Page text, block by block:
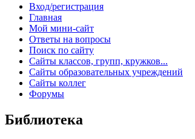
Вход/регистрация
Главная
Мой мини-сайт
Ответы на вопросы
Поиск по сайту
Сайты классов, групп, кружков...
Сайты образовательных учреждений
Сайты коллег
Форумы
Библиотека